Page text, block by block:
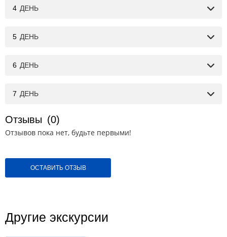
4 ДЕНЬ
5 ДЕНЬ
6 ДЕНЬ
7 ДЕНЬ
Отзывы (0)
Отзывов пока нет, будьте первыми!
ОСТАВИТЬ ОТЗЫВ
Другие экскурсии